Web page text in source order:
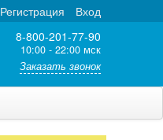
Вход
Регистрация
8-800-201-77-90
10:00 - 22:00 мск
Заказать звонок